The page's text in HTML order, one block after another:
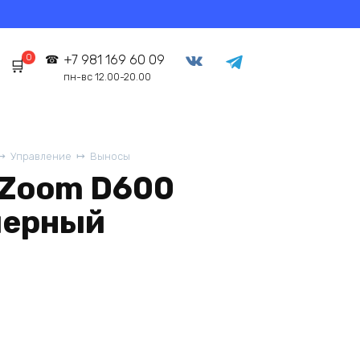
0 +7 981 169 60 09
пн-вс 12.00-20.00
Управление Выносы
D600